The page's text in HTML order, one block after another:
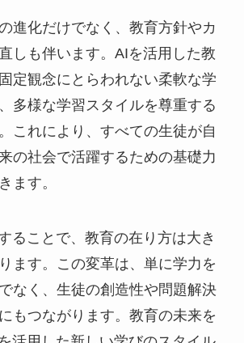
進化だけでなく、教育方針やカ
しも伴います。AIを活用した教
定観念にとらわれない柔軟な学
多様な学習スタイルを尊重する
これにより、すべての生徒が自
の社会で活躍するための基礎力
ます。
ることで、教育の在り方は大き
ます。この変革は、単に学力を
なく、生徒の創造性や問題解決
もつながります。教育の未来を